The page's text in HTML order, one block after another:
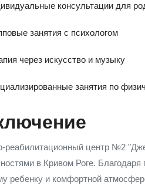
консультации для
занятия с психологом
через искусство и музыку
занятия по
реабилитационный центр №2
в Кривом Роге.
ребенку и комфортной